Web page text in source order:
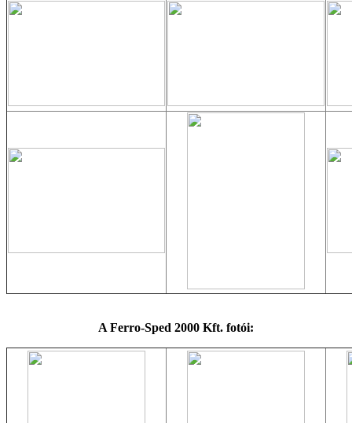
A Ferro-Sped 2000 Kft. fotói: